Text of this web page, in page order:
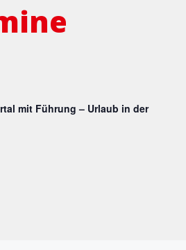
mit Führung – Urlaub in der